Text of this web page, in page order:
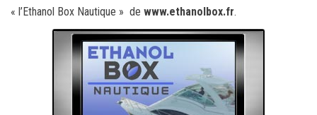
« l’Ethanol Box Nautique » de www.ethanolbox.fr.